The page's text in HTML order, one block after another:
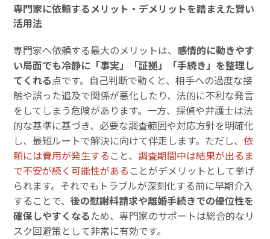
専門家に依頼するメリット・デメリットを踏まえた賢い
活用法
専門家へ依頼する最大のメリットは、 感情的に動きやす
い局面でも冷静に「事実」「証拠」「手続き」を整理し
てくれる点です。自己判断で動くと、相手への過度な接
触や誤った追及で関係が悪化したり、法的に不利な発言
をしてしまう危険があります。一方、探偵や弁護士は法
的な基準に基づき、必要な調査範囲や対応方針を明確化
し、最短ルートで解決に向けて伴走します。ただし、依
頼には費用が発生する こと、調査期間中は結果が出るま
で不安が続く可能性がある ことがデメリットとして挙げ
られます。それでもトラブルが深刻化する前に早期介入
することで、後の慰謝料請求や離婚手続きでの優位性を
確保しやすくなるため、専門家のサポートは総合的なリ
スク回避策として非常に有効です。